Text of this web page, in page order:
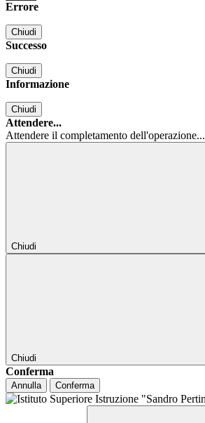
Errore
Chiudi
Successo
Chiudi
Informazione
Chiudi
Attendere...
Attendere il completamento dell'operazione...
Chiudi
Chiudi
Conferma
Annulla Conferma